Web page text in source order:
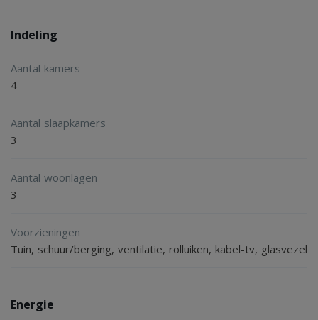
Indeling
Aantal kamers
4
Aantal slaapkamers
3
Aantal woonlagen
3
Voorzieningen
Tuin, schuur/berging, ventilatie, rolluiken, kabel-tv, glasvezel
Energie